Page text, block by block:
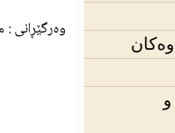
و
وه‌رگێڕانی